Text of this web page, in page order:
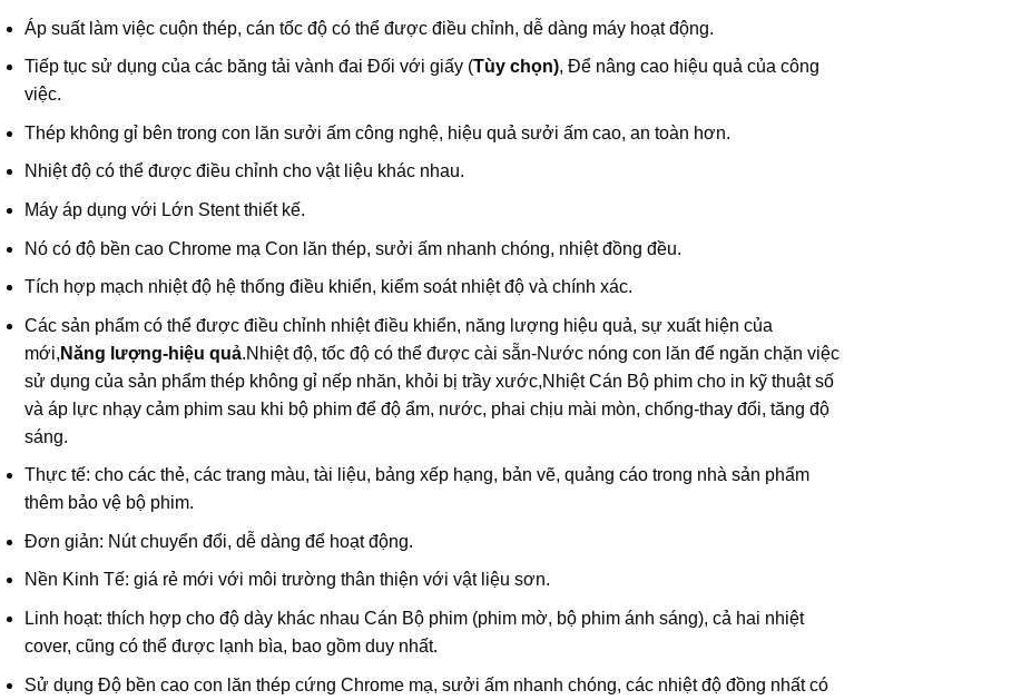
Áp suất làm việc cuộn thép, cán tốc độ có thể được điều chỉnh, dễ dàng máy hoạt động.
Tiếp tục sử dụng của các băng tải vành đai Đối với giấy (Tùy chọn), Để nâng cao hiệu quả của công
việc.
Thép không gỉ bên trong con lăn sưởi ấm công nghệ, hiệu quả sưởi ấm cao, an toàn hơn.
Nhiệt độ có thể được điều chỉnh cho vật liệu khác nhau.
Máy áp dụng với Lớn Stent thiết kế.
Nó có độ bền cao Chrome mạ Con lăn thép, sưởi ấm nhanh chóng, nhiệt đồng đều.
Tích hợp mạch nhiệt độ hệ thống điều khiển, kiểm soát nhiệt độ và chính xác.
Các sản phẩm có thể được điều chỉnh nhiệt điều khiển, năng lượng hiệu quả, sự xuất hiện của
mới, Năng lượng-hiệu quả.Nhiệt độ, tốc độ có thể được cài sẵn-Nước nóng con lăn để ngăn chặn việc
sử dụng của sản phẩm thép không gỉ nếp nhăn, khỏi bị trầy xước,Nhiệt Cán Bộ phim cho in kỹ thuật số
và áp lực nhạy cảm phim sau khi bộ phim để độ ẩm, nước, phai chịu mài mòn, chống-thay đổi, tăng độ
sáng.
Thực tế: cho các thẻ, các trang màu, tài liệu, bảng xếp hạng, bản vẽ, quảng cáo trong nhà sản phẩm
thêm bảo vệ bộ phim.
Đơn giản: Nút chuyển đổi, dễ dàng để hoạt động.
Nền Kinh Tế: giá rẻ mới với môi trường thân thiện với vật liệu sơn.
Linh hoạt: thích hợp cho độ dày khác nhau Cán Bộ phim (phim mờ, bộ phim ánh sáng), cả hai nhiệt
cover, cũng có thể được lạnh bìa, bao gồm duy nhất.
Sử dụng Độ bền cao con lăn thép cứng Chrome mạ, sưởi ấm nhanh chóng, các nhiệt độ đồng nhất có